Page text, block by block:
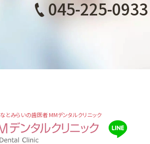
045-225-0933
とみらいの歯医者 MMデンタルクリニック